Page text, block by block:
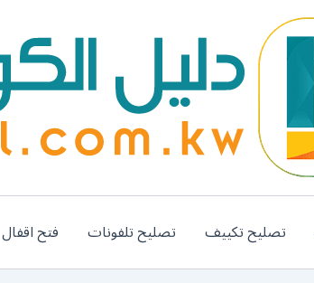
تصليح تكييف تصليح تلفونات فتح اقفال